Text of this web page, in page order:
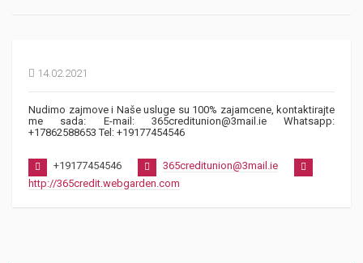
14.02.2021
Nudimo zajmove i Naše usluge su 100% zajamcene, kontaktirajte
me sada: E-mail: 365creditunion@3mail.ie Whatsapp:
+17862588653 Tel: +19177454546
+19177454546
365creditunion@3mail.ie
http://365credit.webgarden.com